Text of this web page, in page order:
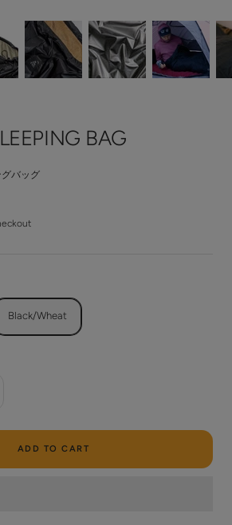
BAG
バッグ
Black/Wheat
ADD TO CART